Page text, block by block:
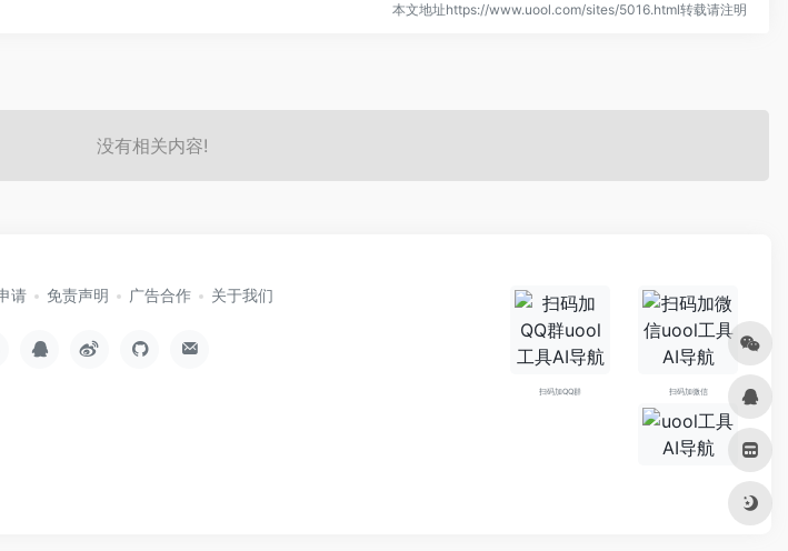
本文地址https://www.uool.com/sites/5016.html转载请注明
没有相关内容!
请 免责声明 广告合作 关于我们
扫码加QQ群 扫码加微信